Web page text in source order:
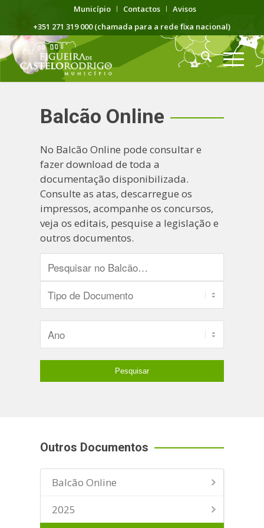
Município Contactos
Avisos
+351 271 319 000 (chamada para a rede fixa nacional)
Balcão Online
No Balcão Online pode consultar e
fazer download de toda a
documentação disponibilizada.
Consulte as atas, descarregue os
impressos, acompanhe os concursos,
veja os editais, pesquise a legislação e
outros documentos.
Outros Documentos
Balcão Online
2025